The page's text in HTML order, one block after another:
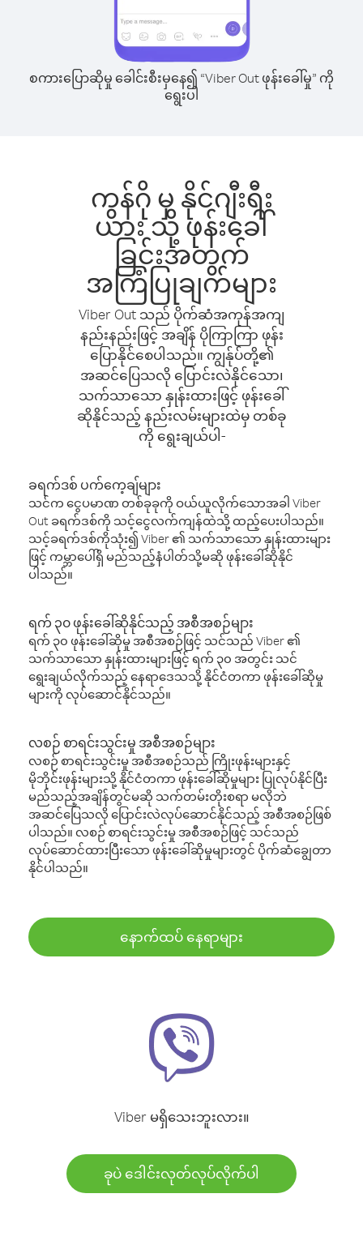
စကားပြောဆိုမှု ခေါင်းစီးမှနေ၍ “Viber Out ဖုန်းခေါ်မှု” ကို
ရွေးပါ
ကွန်ဂို မှ နိုင်ဂျီးရီး
ယား သို့ ဖုန်းခေါ်
ခြင်းအတွက်
အကြံပြုချက်များ
Viber Out သည် ပိုက်ဆံအကုန်အကျ
နည်းနည်းဖြင့် အချိန် ပိုကြာကြာ ဖုန်း
ပြောနိုင်စေပါသည်။ ကျွန်ုပ်တို့၏
အဆင်ပြေသလို ပြောင်းလဲနိုင်သော၊
သက်သာသော နှုန်းထားဖြင့် ဖုန်းခေါ်
ဆိုနိုင်သည့် နည်းလမ်းများထဲမှ တစ်ခု
ကို ရွေးချယ်ပါ-
ခရက်ဒစ် ပက်ကေ့ချ်များ
သင်က ငွေပမာဏ တစ်ခုခုကို ဝယ်ယူလိုက်သောအခါ Viber
Out ခရက်ဒစ်ကို သင့်ငွေလက်ကျန်ထဲသို့ ထည့်ပေးပါသည်။
သင့်ခရက်ဒစ်ကိုသုံး၍ Viber ၏ သက်သာသော နှုန်းထားများ
ဖြင့် ကမ္ဘာပေါ်ရှိ မည်သည့်နံပါတ်သို့မဆို ဖုန်းခေါ်ဆိုနိုင်
ပါသည်။
ရက် ၃၀ ဖုန်းခေါ်ဆိုနိုင်သည့် အစီအစဉ်များ
ရက် ၃၀ ဖုန်းခေါ်ဆိုမှု အစီအစဉ်ဖြင့် သင်သည် Viber ၏
သက်သာသော နှုန်းထားများဖြင့် ရက် ၃၀ အတွင်း သင်
ရွေးချယ်လိုက်သည့် နေရာဒေသသို့ နိုင်ငံတကာ ဖုန်းခေါ်ဆိုမှု
များကို လုပ်ဆောင်နိုင်သည်။
လစဉ် စာရင်းသွင်းမှု အစီအစဉ်များ
လစဉ် စာရင်းသွင်းမှု အစီအစဉ်သည် ကြိုးဖုန်းများနှင့်
မိုဘိုင်းဖုန်းများသို့ နိုင်ငံတကာ ဖုန်းခေါ်ဆိုမှုများ ပြုလုပ်နိုင်ပြီး
မည်သည့်အချိန်တွင်မဆို သက်တမ်းတိုးစရာ မလိုဘဲ
အဆင်ပြေသလို ပြောင်းလဲလုပ်ဆောင်နိုင်သည့် အစီအစဉ်ဖြစ်
ပါသည်။ လစဉ် စာရင်းသွင်းမှု အစီအစဉ်ဖြင့် သင်သည်
လုပ်ဆောင်ထားပြီးသော ဖုန်းခေါ်ဆိုမှုများတွင် ပိုက်ဆံချွေတာ
နိုင်ပါသည်။
နောက်ထပ် နေရာများ
Viber မရှိသေးဘူးလား။
ခုပဲ ဒေါင်းလုတ်လုပ်လိုက်ပါ